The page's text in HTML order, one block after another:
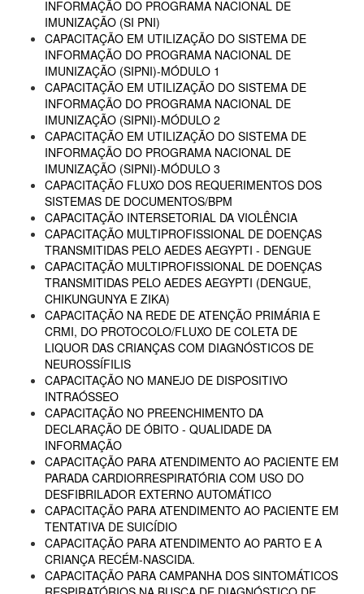
INFORMAÇÃO DO PROGRAMA NACIONAL DE
IMUNIZAÇÃO (SI PNI)
CAPACITAÇÃO EM UTILIZAÇÃO DO SISTEMA DE
INFORMAÇÃO DO PROGRAMA NACIONAL DE
IMUNIZAÇÃO (SIPNI)-MÓDULO 1
CAPACITAÇÃO EM UTILIZAÇÃO DO SISTEMA DE
INFORMAÇÃO DO PROGRAMA NACIONAL DE
IMUNIZAÇÃO (SIPNI)-MÓDULO 2
CAPACITAÇÃO EM UTILIZAÇÃO DO SISTEMA DE
INFORMAÇÃO DO PROGRAMA NACIONAL DE
IMUNIZAÇÃO (SIPNI)-MÓDULO 3
CAPACITAÇÃO FLUXO DOS REQUERIMENTOS DOS
SISTEMAS DE DOCUMENTOS/BPM
CAPACITAÇÃO INTERSETORIAL DA VIOLÊNCIA
CAPACITAÇÃO MULTIPROFISSIONAL DE DOENÇAS
TRANSMITIDAS PELO AEDES AEGYPTI - DENGUE
CAPACITAÇÃO MULTIPROFISSIONAL DE DOENÇAS
TRANSMITIDAS PELO AEDES AEGYPTI (DENGUE,
CHIKUNGUNYA E ZIKA)
CAPACITAÇÃO NA REDE DE ATENÇÃO PRIMÁRIA E
CRMI, DO PROTOCOLO/FLUXO DE COLETA DE
LIQUOR DAS CRIANÇAS COM DIAGNÓSTICOS DE
NEUROSSÍFILIS
CAPACITAÇÃO NO MANEJO DE DISPOSITIVO
INTRAÓSSEO
CAPACITAÇÃO NO PREENCHIMENTO DA
DECLARAÇÃO DE ÓBITO - QUALIDADE DA
INFORMAÇÃO
CAPACITAÇÃO PARA ATENDIMENTO AO PACIENTE EM
PARADA CARDIORRESPIRATÓRIA COM USO DO
DESFIBRILADOR EXTERNO AUTOMÁTICO
CAPACITAÇÃO PARA ATENDIMENTO AO PACIENTE EM
TENTATIVA DE SUICÍDIO
CAPACITAÇÃO PARA ATENDIMENTO AO PARTO E A
CRIANÇA RECÉM-NASCIDA.
CAPACITAÇÃO PARA CAMPANHA DOS SINTOMÁTICOS